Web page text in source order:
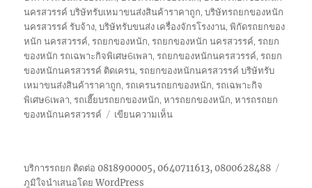
นครสวรรค์ บริษัทรับเหมาขนส่งสินค้าราคาถูก,บริษัทรถยกของหนัก
นครสวรรค์ รับจ้าง,บริษัทรับขนส่ง เครื่องจักรโรงงาน,พิกัดรถยกของ
หนัก นครสวรรค์,รถยกของหนัก,รถยกของหนัก นครสวรรค์,รถยก
ของหนัก รถเฉพาะกิจพิเศษ6เพลา,รถยกของหนักนครสวรรค์,รถยก
ของหนักนครสวรรค์ ติดเครน,รถยกของหนักนครสวรรค์ บริษัทรับ
เหมาขนส่งสินค้าราคาถูก,รถเครนรถยกของหนัก,รถเฉพาะกิจ
พิเศษ6เพลา,รถเฮี๊ยบรถยกของหนัก,หารถยกของหนัก,หารถรถยก
ของหนักนครสวรรค์
เขียนความเห็นบน
หนัก
บริการรถยก ติดต่อ 0818900005, 0640711613, 0800628488
ภูมิใจนำเสนอโดย WordPress